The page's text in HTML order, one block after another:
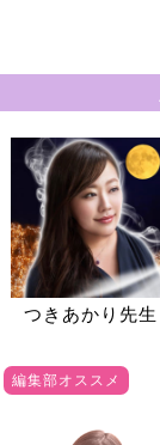
つきあかり先生
編集部オススメ